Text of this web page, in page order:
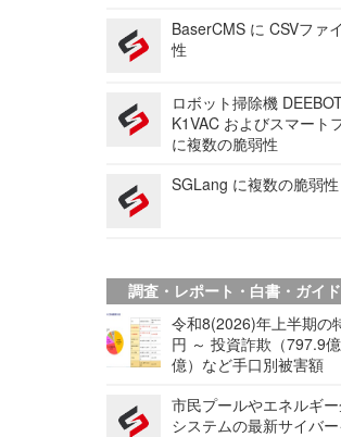
BaserCMS に CSVファ
性
ロボット掃除機
K1VAC およびスマート
に複数の脆弱性
SGLang に複数の脆弱性
調査・レポート・白書・ガイ
令和8(2026)年上半期の
円 ～ 投資詐欺（797.9
億）など手口別被害額
市民プールやエネルギ
システムの最新サイバ